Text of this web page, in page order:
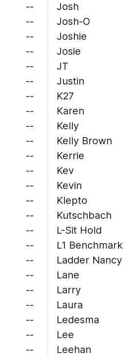
--
--
--
--
--
--
--
--
--
--
--
--
--
--
--
--
--
--
--
--
--
--
--
--
Josh
Josh-O
Joshie
Josie
JT
Justin
K27
Karen
Kelly
Kelly Brown
Kerrie
Kev
Kevin
Klepto
Kutschbach
L-Sit Hold
L1 Benchmark
Ladder Nancy
Lane
Larry
Laura
Ledesma
Lee
Leehan